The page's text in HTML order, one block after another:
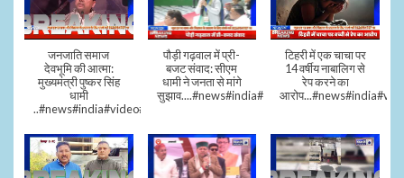
जनजाति समाज
देवभूमि की आत्मा:
मुख्यमंत्री पुष्कर सिंह
धामी
..#news#india#video#viral
पौड़ी गढ़वाल में प्री-
बजट संवाद: सीएम
धामी ने जनता से मांगे
सुझाव....#news#india#video#viral
टिहरी में एक चाचा पर
14 वर्षीय नाबालिग से
रेप करने का